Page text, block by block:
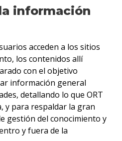
información
acceden a los sitios
los contenidos allí
con el objetivo
información general
detallando lo que ORT
y para respaldar la gran
gestión del conocimiento y
y fuera de la